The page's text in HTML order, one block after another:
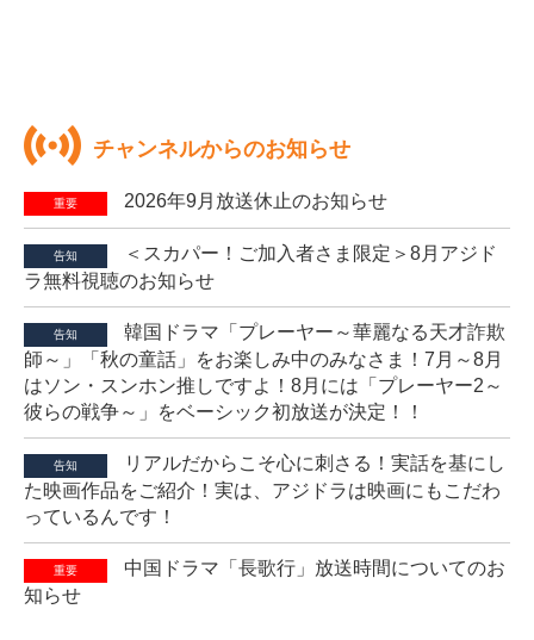
チャンネルからのお知らせ
重要 2026年9月放送休止のお知らせ
告知
＜スカパー！ご加入者さま限定＞8月アジド
ラ無料視聴のお知らせ
告知
韓国ドラマ「プレーヤー～華麗なる天才詐欺
師～」「秋の童話」をお楽しみ中のみなさま！7月～8月
はソン・スンホン推しですよ！8月には「プレーヤー2～
彼らの戦争～」をベーシック初放送が決定！！
告知
リアルだからこそ心に刺さる！実話を基にし
た映画作品をご紹介！実は、アジドラは映画にもこだわ
っているんです！
重要
中国ドラマ「長歌行」放送時間についてのお
知らせ